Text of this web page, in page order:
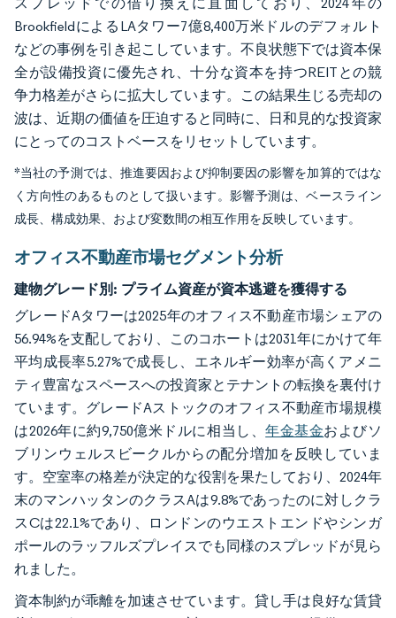
BrookfieldによるLAタワー7億8,400万米ドルのデフォルト
などの事例を引き起こしています。不良状態下では資本保
全が設備投資に優先され、十分な資本を持つREITとの競
争力格差がさらに拡大しています。この結果生じる売却の
波は、近期の価値を圧迫すると同時に、日和見的な投資家
にとってのコストベースをリセットしています。
*当社の予測では、推進要因および抑制要因の影響を加算的ではな
く方向性のあるものとして扱います。影響予測は、ベースライン
成長、構成効果、および変数間の相互作用を反映しています。
オフィス不動産市場セグメント分析
建物グレード別: プライム資産が資本逃避を獲得する
グレードAタワーは2025年のオフィス不動産市場シェアの
56.94%を支配しており、このコホートは2031年にかけて年
平均成長率5.27%で成長し、エネルギー効率が高くアメニ
ティ豊富なスペースへの投資家とテナントの転換を裏付け
ています。グレードAストックのオフィス不動産市場規模
は2026年に約9,750億米ドルに相当し、年金基金およびソ
ブリンウェルスビークルからの配分増加を反映していま
す。空室率の格差が決定的な役割を果たしており、2024年
末のマンハッタンのクラスAは9.8%であったのに対しクラ
スCは22.1%であり、ロンドンのウエストエンドやシンガ
ポールのラッフルズプレイスでも同様のスプレッドが見ら
れました。
資本制約が乖離を加速させています。貸し手は良好な賃貸